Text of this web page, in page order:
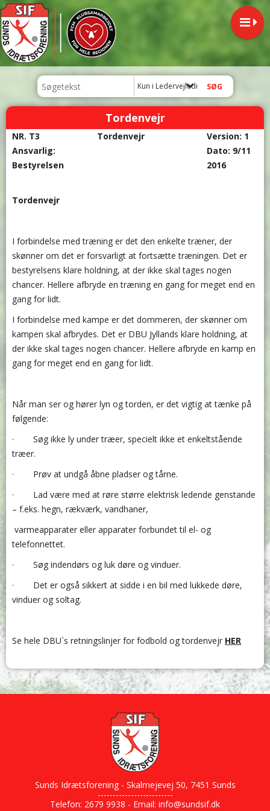
Kun i Ledervejledning
Tordenvejr
NR. T3 Tordenvejr
Version: 1
Ansvarlig:
Bestyrelsen
Dato: 9/11
2016
Tordenvejr
I forbindelse med træning er det den enkelte træner, der
skønner om det er forsvarligt at fortsætte træningen. Det er
bestyrelsens klare holdning, at der ikke skal tages nogen
chancer. Hellere afbryde en træning en gang for meget end en
gang for lidt.
I forbindelse med kampe er det dommeren, der skønner om
kampen skal afbrydes. Det er DBU Jyllands klare holdning, at
der ikke skal tages nogen chancer. Hellere afbryde en kamp en
gang for meget end en gang for lidt.
Når man ser og hører lyn og torden, er det vigtig at tænke på
følgende:
· Søg ikke ly under træer, specielt ikke et enkeltstående
træer.
· Prøv at undgå åbne pladser og tårne.
· Lad være med at røre større elektrisk ledende genstande
– f.eks. hegn, rækværk, vandhaner,
varmeapparater eller apparater forbundet til el- og
telefonnettet.
· Søg indendørs og luk døre og vinduer.
· Det er også sikkert at sidde i en bil med lukkede døre,
vinduer og soltag.
Se hele DBU`s retningslinjer for fodbold og tordenvejr HER
Sunds Idrætsforening - Skalmejevej 50, 7451 Sunds
-------------------------
Telefon: 2679 9938 - Email: info@sundsif.dk